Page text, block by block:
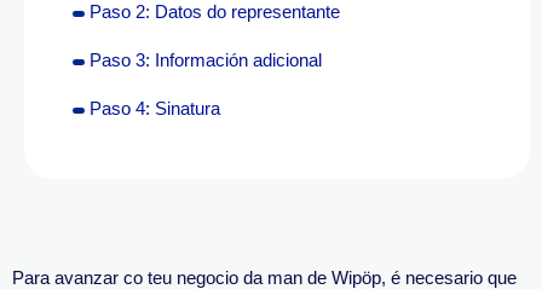
Paso 2: Datos do representante
Paso 3: Información adicional
Paso 4: Sinatura
Para avanzar co teu negocio da man de Wipöp, é necesario que